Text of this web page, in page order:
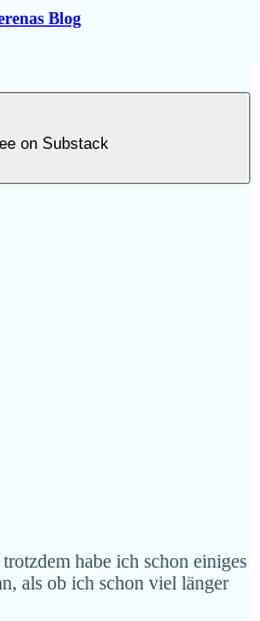
Blog
on Substack
habe ich schon einiges
als ob ich schon viel länger